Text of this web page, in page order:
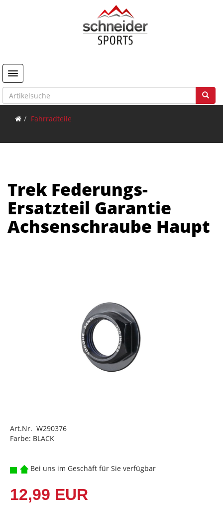
Toggle navigation
Fahrradteile
Trek Federungs-
Ersatzteil Garantie
Achsenschraube Haupt
Art.Nr. W290376
Farbe: BLACK
Bei uns im Geschäft für Sie verfügbar
12,99 EUR